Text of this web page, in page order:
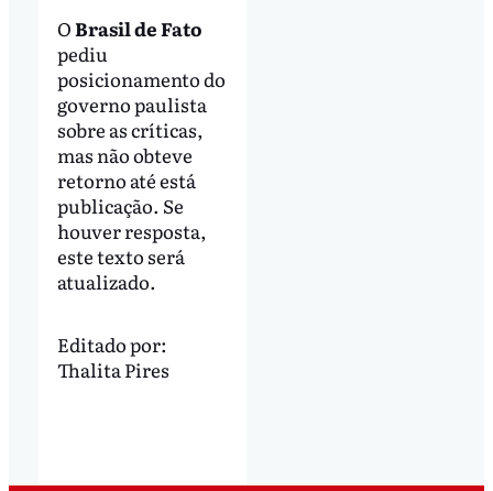
OBrasil de Fato
pediu
posicionamento do
governo paulista
sobre as críticas,
mas não obteve
retorno até está
publicação. Se
houver resposta,
este texto será
atualizado.
Editado por:
Thalita Pires